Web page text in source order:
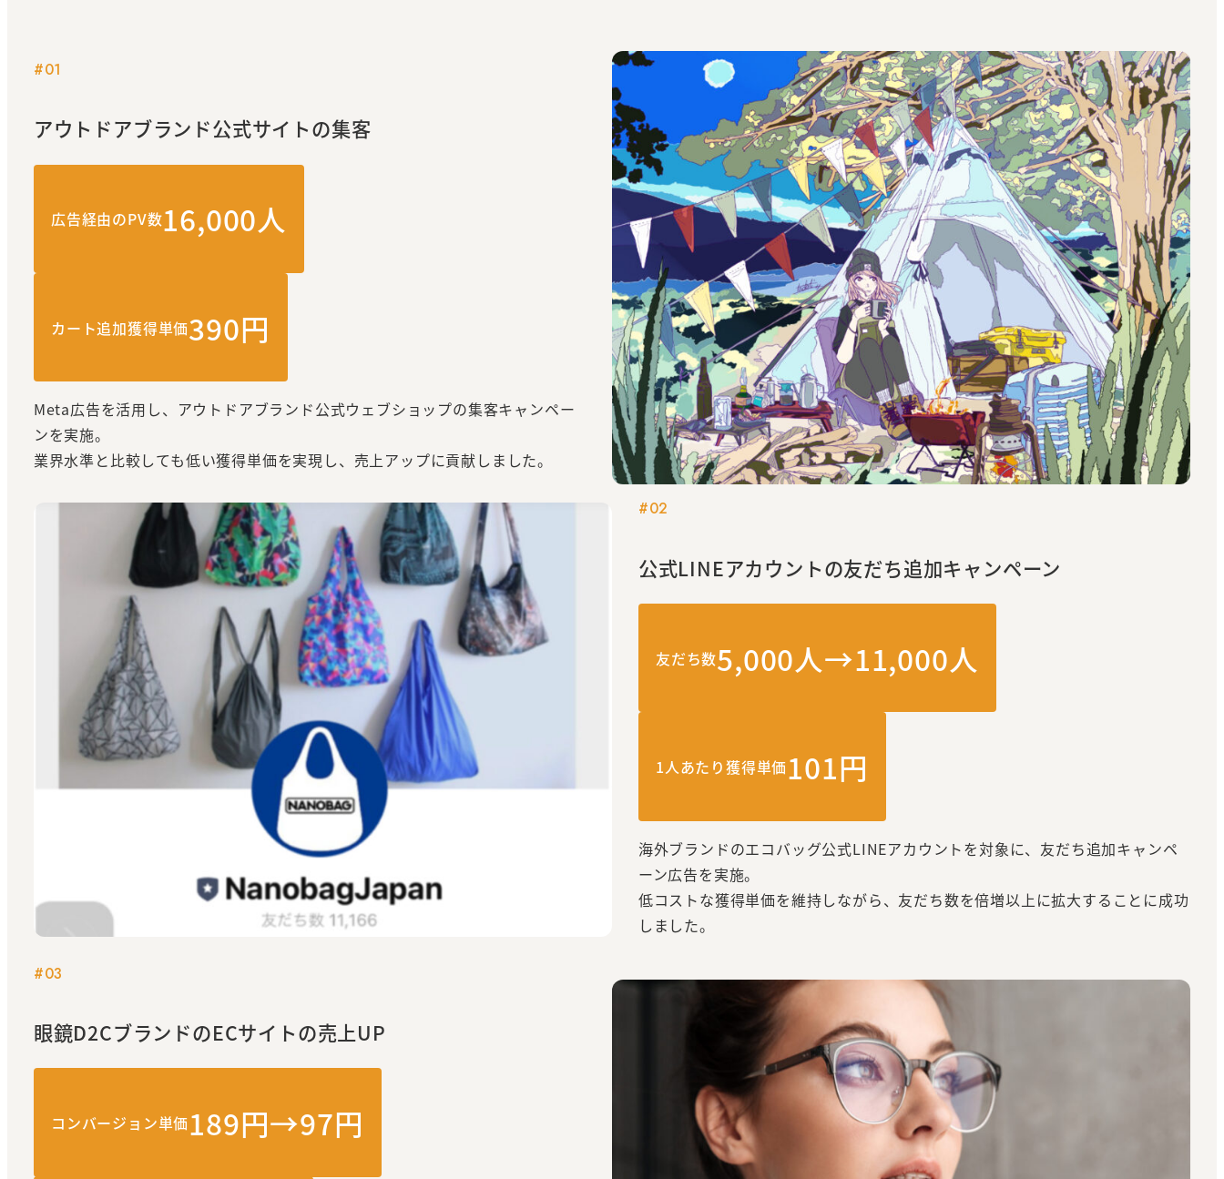
アウトドアブランド公式サイトの集客
#01
広告経由のPV数16,000人
カート追加獲得単価390円
Meta広告を活用し、アウトドアブランド公式ウェブショップの集客キャンペー
ンを実施。
業界水準と比較しても低い獲得単価を実現し、売上アップに貢献しました。
公式LINEアカウントの友だち追加キャンペーン
#02
友だち数5,000人→11,000人
1人あたり獲得単価101円
海外ブランドのエコバッグ公式LINEアカウントを対象に、友だち追加キャンペ
ーン広告を実施。
低コストな獲得単価を維持しながら、友だち数を倍増以上に拡大することに成功
しました。
眼鏡D2CブランドのECサイトの売上UP
#03
コンバージョン単価189円→97円